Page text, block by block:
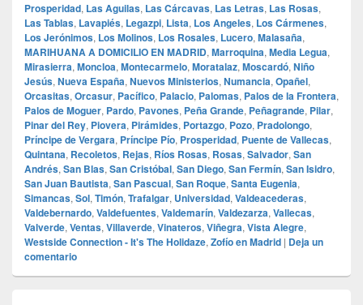
Prosperidad, Las Aguilas, Las Cárcavas, Las Letras, Las Rosas,
Las Tablas, Lavapiés, Legazpi, Lista, Los Angeles, Los Cármenes,
Los Jerónimos, Los Molinos, Los Rosales, Lucero, Malasaña,
MARIHUANA A DOMICILIO EN MADRID, Marroquina, Media Legua,
Mirasierra, Moncloa, Montecarmelo, Moratalaz, Moscardó, Niño
Jesús, Nueva España, Nuevos Ministerios, Numancia, Opañel,
Orcasitas, Orcasur, Pacífico, Palacio, Palomas, Palos de la Frontera,
Palos de Moguer, Pardo, Pavones, Peña Grande, Peñagrande, Pilar,
Pinar del Rey, Piovera, Pirámides, Portazgo, Pozo, Pradolongo,
Príncipe de Vergara, Príncipe Pío, Prosperidad, Puente de Vallecas,
Quintana, Recoletos, Rejas, Ríos Rosas, Rosas, Salvador, San
Andrés, San Blas, San Cristóbal, San Diego, San Fermín, San Isidro,
San Juan Bautista, San Pascual, San Roque, Santa Eugenia,
Simancas, Sol, Timón, Trafalgar, Universidad, Valdeacederas,
Valdebernardo, Valdefuentes, Valdemarín, Valdezarza, Vallecas,
Valverde, Ventas, Villaverde, Vinateros, Viñegra, Vista Alegre,
Westside Connection - It's The Holidaze, Zofío en Madrid | Deja un
comentario